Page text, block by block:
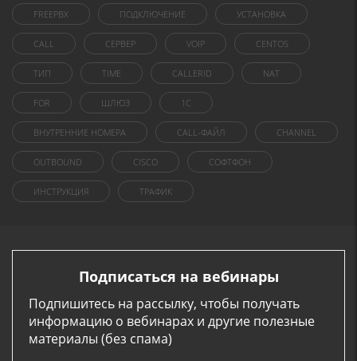
FREEPBX ПОДКЛЮЧЕНИЕ УСТАНОВКА
CALL СЕРВЕР VOIP CENTOS
ТИП TIME CALLERID NAT
FOR ШЛЮЗ 1C
ВНУТРЕННИЕ НОМЕРА CALL-ФАЙЛ CHANNEL
OUTBOUND CISCO СОФТФОН
ИНСТРУКЦИЯ ТРАФИК
Подписаться на вебинары
Подпишитесь на рассылку, чтобы получать
информацию о вебинарах и другие полезные
материалы (без спама)